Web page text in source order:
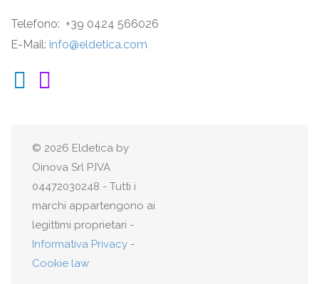
Telefono: +39 0424 566026
E-Mail: info@eldetica.com
© 2026 Eldetica by
Oinova Srl P.IVA
04472030248 - Tutti i
marchi appartengono ai
legittimi proprietari -
Informativa Privacy -
Cookie law